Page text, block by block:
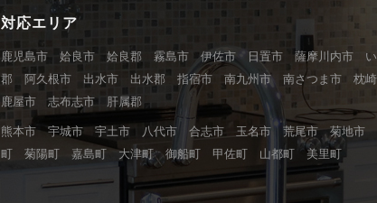
対応エリア
鹿児島市 姶良市 姶良郡 霧島市 伊佐市 日置市 薩摩川内市 い
郡 阿久根市 出水市 出水郡 指宿市 南九州市 南さつま市 枕
鹿屋市 志布志市 肝属郡
熊本市 宇城市 宇土市 八代市 合志市 玉名市 荒尾市 菊地市
町 菊陽町 嘉島町 大津町 御船町 甲佐町 山都町 美里町